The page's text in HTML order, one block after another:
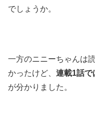
でしょうか。
一方のニニーちゃんは
かったけど、 連載1話で
が分かりました。